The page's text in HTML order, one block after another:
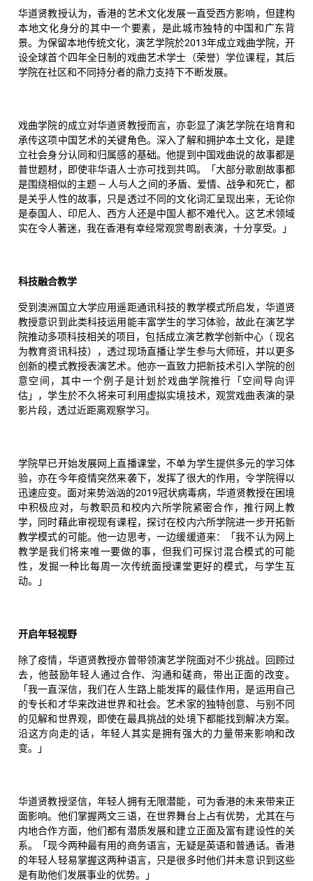
华道贤教授认为，香港的艺术文化发展一直受西方影响，但建构
本地文化身分的其中一个要素，是此城市独特的中国和广东背
景。为保留本地传统文化，演艺学院於2013年成立戏曲学院，开
设全球首个四年全日制的戏曲艺术学士（荣誉）学位课程，其后
学院在社区和不同持分者的鼎力支持下不断发展。
戏曲学院的成立对华道贤教授而言，亦彰显了演艺学院在培育和
承传这项中国艺术的关键角色。深入了解和拥护本土文化，是建
立社会身分认同和归属感的基础。他提到中国戏曲说的故事都是
普世题材，即使非华语人士亦可找到共鸣。「大部分歌剧故事都
是围绕相似的主题 — 人与人之间的矛盾、爱情、战争和死亡，都
是关乎人性的故事，只是透过不同的文化词汇呈现出来，无论你
是泰国人、印尼人、西方人还是中国人都不难代入。这艺术领域
实在令人著迷，我在香港有幸经常观赏粤剧表演，十分享受。」
科技融合教学
受到澳洲国立大学应用遥距通讯科技的教学模式所启发，华道贤
教授意识到此类科技运用能丰富学生的学习体验，故此在演艺学
院推动多项科技相关的项目，包括成立演艺教学创新中心（ 现名
为教育资讯科技），透过现场直播让学生参与大师班，并以更多
创新的模式教授表演艺术。他亦一直致力把新技术引入学院的创
意空间，其中一个例子是计划於戏曲学院推行「空间导向评
估」，学生於不久将来可利用虚拟实境技术，观赏戏曲表演的录
影片段，透过近距离观察学习。
学院早已开始发展网上直播课堂，不单为学生提供多元的学习体
验，亦在今年疫情突然来袭下，发挥了很大的作用，令学院得以
迅速应变。面对来势汹汹的2019冠状病毒病，华道贤教授在困境
中积极应对，与教职员和校内六所学院紧密合作，推行网上教
学，同时藉此审视现有课程，探讨在校内六所学院进一步开拓新
教学模式的可能。他一边思考，一边缓缓道来：「我不认为网上
教学是我们将来唯一要做的事，但我们可探讨混合模式的可能
性，发掘一种比每周一次传统面授课堂更好的模式，与学生互
动。」
开启年轻视野
除了疫情，华道贤教授亦曾带领演艺学院面对不少挑战。回顾过
去，他鼓励年轻人通过合作、沟通和磋商，带出正面的改变。
「我一直深信，我们在人生路上能发挥的最佳作用，是运用自己
的专长和才华来改进世界和社会。艺术家的独特创意、与别不同
的见解和世界观，即使在最具挑战的处境下都能找到解决方案。
沿这方向走的话，年轻人其实是拥有强大的力量带来影响和改
变。」
华道贤教授坚信，年轻人拥有无限潜能，可为香港的未来带来正
面影响。他们掌握两文三语，在世界舞台上占有优势，尤其在与
内地合作方面，他们都有潜质发展和建立正面及富有建设性的关
系。「现今两种最有用的商务语言，无疑是英语和普通话。香港
的年轻人轻易掌握这两种语言，只是很多时他们并未意识到这些
是有助他们发展事业的优势。」